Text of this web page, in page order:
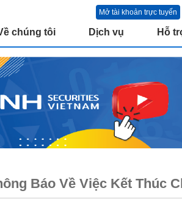
Mở tài khoản trực tuyến
chúng tôi
Dịch vụ Hỗ
Báo Về Việc Kết Thúc